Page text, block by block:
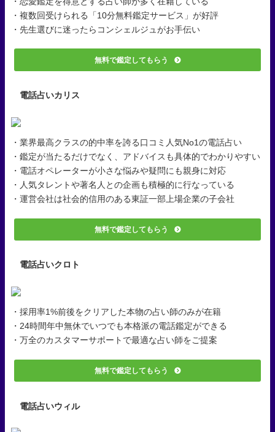
・複数回受けられる「10分無料鑑定サービス」が好評
・先生選びに迷ったらコンシェルジュがお手伝い
無料で鑑定してもらう
電話占いカリス
・業界最高クラスの的中率を誇る口コミ人気No1の電話占い
・鑑定が当たるだけでなく、アドバイスも具体的でわかりやすい
・電話オペレーターが小さな悩みや疑問にも親身に対応
・人気タレントや著名人との企画も積極的に行なっている
・運営会社は社会的信用のある東証一部上場企業の子会社
無料で鑑定してもらう
電話占いクロト
・採用率1%前後をクリアした本物の占い師のみが在籍
・24時間年中無休でいつでも本格派の電話鑑定ができる
・万全のカスタマーサポートで最適な占い師をご提案
無料で鑑定してもらう
電話占いウィル